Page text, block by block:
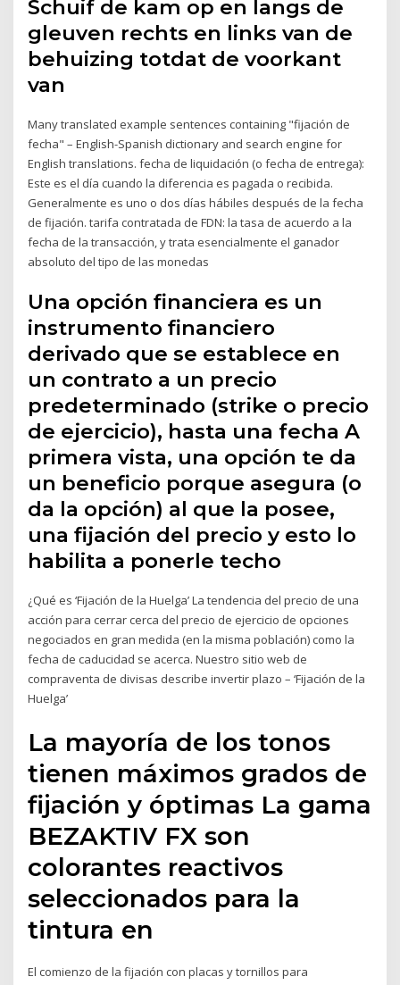
Schuif de kam op en langs de
gleuven rechts en links van de
behuizing totdat de voorkant
van
Many translated example sentences containing "fijación de
fecha" – English-Spanish dictionary and search engine for
English translations. fecha de liquidación (o fecha de entrega):
Este es el día cuando la diferencia es pagada o recibida.
Generalmente es uno o dos días hábiles después de la fecha
de fijación. tarifa contratada de FDN: la tasa de acuerdo a la
fecha de la transacción, y trata esencialmente el ganador
absoluto del tipo de las monedas
Una opción financiera es un
instrumento financiero
derivado que se establece en
un contrato a un precio
predeterminado (strike o precio
de ejercicio), hasta una fecha A
primera vista, una opción te da
un beneficio porque asegura (o
da la opción) al que la posee,
una fijación del precio y esto lo
habilita a ponerle techo
¿Qué es ‘Fijación de la Huelga’ La tendencia del precio de una
acción para cerrar cerca del precio de ejercicio de opciones
negociados en gran medida (en la misma población) como la
fecha de caducidad se acerca. Nuestro sitio web de
compraventa de divisas describe invertir plazo – ‘Fijación de la
Huelga’
La mayoría de los tonos
tienen máximos grados de
fijación y óptimas La gama
BEZAKTIV FX son
colorantes reactivos
seleccionados para la
tintura en
El comienzo de la fijación con placas y tornillos para